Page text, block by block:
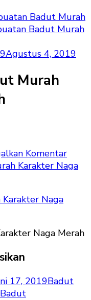
Badut Murah
Badut Murah
Agustus 4, 2019
Murah
Komentar
Karakter Naga
Naga Merah
17, 2019Badut